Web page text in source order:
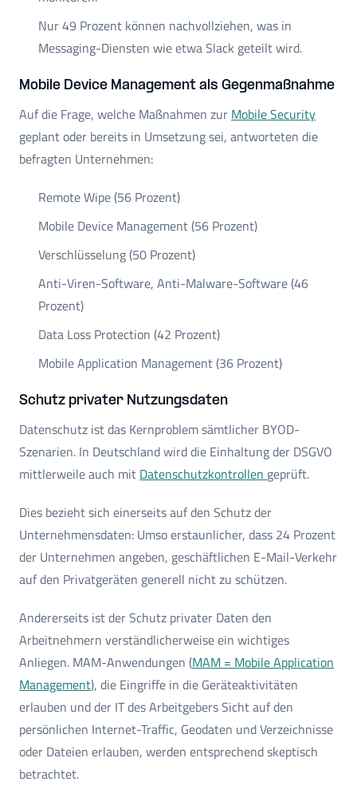
Nur 49 Prozent können nachvollziehen, was in
Messaging-Diensten wie etwa Slack geteilt wird.
Mobile Device Management als Gegenmaßnahme
Auf die Frage, welche Maßnahmen zur Mobile Security
geplant oder bereits in Umsetzung sei, antworteten die
befragten Unternehmen:
Remote Wipe (56 Prozent)
Mobile Device Management (56 Prozent)
Verschlüsselung (50 Prozent)
Anti-Viren-Software, Anti-Malware-Software (46
Prozent)
Data Loss Protection (42 Prozent)
Mobile Application Management (36 Prozent)
Schutz privater Nutzungsdaten
Datenschutz ist das Kernproblem sämtlicher BYOD-
Szenarien. In Deutschland wird die Einhaltung der DSGVO
mittlerweile auch mit Datenschutzkontrollen geprüft.
Dies bezieht sich einerseits auf den Schutz der
Unternehmensdaten: Umso erstaunlicher, dass 24 Prozent
der Unternehmen angeben, geschäftlichen E-Mail-Verkehr
auf den Privatgeräten generell nicht zu schützen.
Andererseits ist der Schutz privater Daten den
Arbeitnehmern verständlicherweise ein wichtiges
Anliegen. MAM-Anwendungen (MAM = Mobile Application
Management), die Eingriffe in die Geräteaktivitäten
erlauben und der IT des Arbeitgebers Sicht auf den
persönlichen Internet-Traffic, Geodaten und Verzeichnisse
oder Dateien erlauben, werden entsprechend skeptisch
betrachtet.